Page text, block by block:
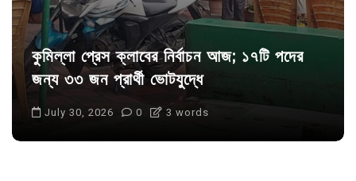
কুমিল্লা প্রেস ক্লাবের নির্বাচন আজ; ১৭টি পদের
জন্য ৩৩ জন প্রার্থী ভোটযুদ্ধে
July 30, 2026 0 3 words